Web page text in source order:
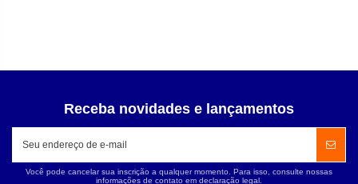
Receba novidades e lançamentos
Você pode cancelar sua inscrição a qualquer momento. Para isso, consulte nossas
informações de contato em declaração legal.